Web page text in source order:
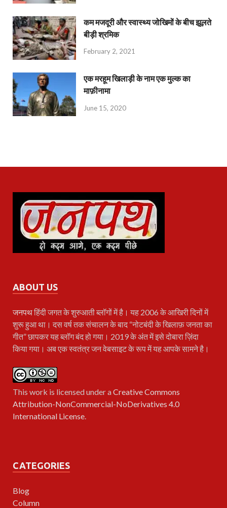
कम मजदूरी और स्वास्थ्य जोखिमों के बीच झूलते
बीड़ी श्रमिक
February 2, 2021
एक मरहूम खिलाड़ी के नाम एक मुल्क का
माफ़ीनामा
June 15, 2020
ABOUT US
जनपथहिंदी जगत के शुरुआती ब्लॉगों में है। यह 2006 के आखिरी दिनों में
शुरू हुआ था। दस वर्ष तक संचालन के बाद “नोटबंदी के खिलाफ़ जनता का
गीत” छापकर यह ब्लॉग बंद हो गया। 2019 के अंत में इसे दोबारा ज़िंदा
किया गया। अब एक स्वतंत्र जन वेबसाइट के रूप में यह आपके सामने है।
This work is licensed under aCreative Commons
Attribution-NonCommercial-NoDerivatives 4.0
International License.
CATEGORIES
Blog
Column